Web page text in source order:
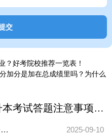
？好考院校推荐一览表！
加分是加在总成绩里吗？为什么
“华中师范大学成考专升本考试答题注意事项是什么？”相关推荐
2025年华中师范大学成考报名条件有哪些？看这里 2025-09-10